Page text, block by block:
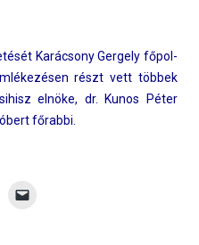
Karácsony Ger­ge­ly főpol­
részt vett többek
elnöke, dr. Kunos Péter
főrabbi.